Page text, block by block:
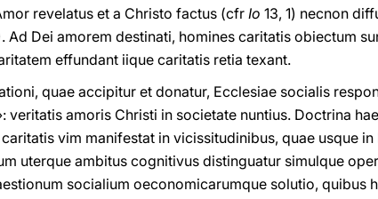
revelatus et a Christo factus (cfr Io 13, 1) necnon
Ad Dei amorem destinati, homines caritatis obiectum
effundant iique caritatis retia texant.
quae accipitur et donatur, Ecclesiae socialis
veritatis amoris Christi in societate nuntius. Doctrina
vim manifestat in vicissitudinibus, quae usque
uterque ambitus cognitivus distinguatur simulque
socialium oeconomicarumque solutio, quibus